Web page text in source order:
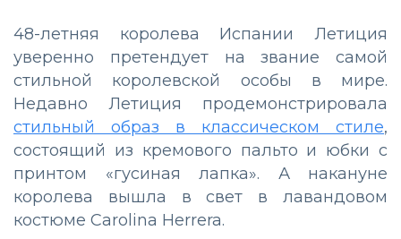
48-летняя королева Испании Летиция
уверенно претендует на звание самой
стильной королевской особы в мире.
Недавно Летиция продемонстрировала
стильный образ в классическом стиле,
состоящий из кремового пальто и юбки с
принтом «гусиная лапка». А накануне
королева вышла в свет в лавандовом
костюме Carolina Herrera.